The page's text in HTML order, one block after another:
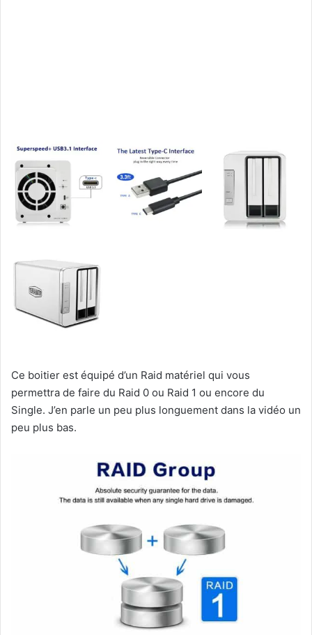
Ce boitier est équipé d’un Raid matériel qui vous
permettra de faire du Raid 0 ou Raid 1 ou encore du
Single. J’en parle un peu plus longuement dans la vidéo un
peu plus bas.